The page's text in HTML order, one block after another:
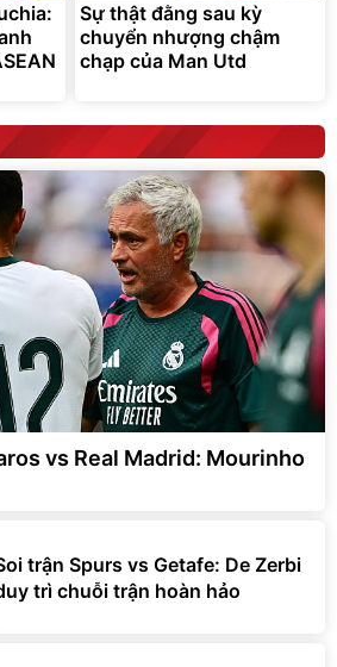
Sự thật đằng sau kỳ
chuyển nhượng chậm
chạp của Man Utd
vs Real Madrid: Mourinho
trận Spurs vs Getafe: De Zerbi
trì chuỗi trận hoàn hảo